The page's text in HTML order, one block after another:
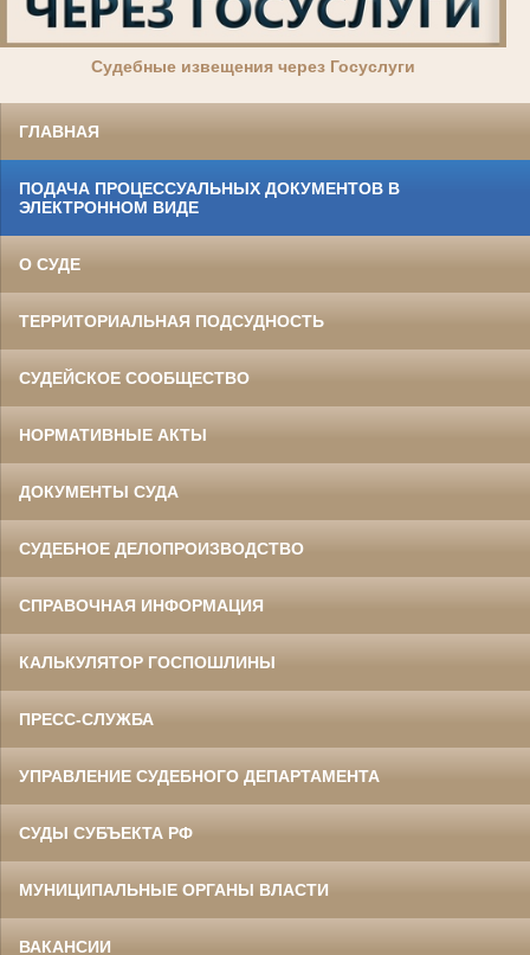
Судебные извещения через Госуслуги
ГЛАВНАЯ
ПОДАЧА ПРОЦЕССУАЛЬНЫХ ДОКУМЕНТОВ В
ЭЛЕКТРОННОМ ВИДЕ
О СУДЕ
ТЕРРИТОРИАЛЬНАЯ ПОДСУДНОСТЬ
СУДЕЙСКОЕ СООБЩЕСТВО
НОРМАТИВНЫЕ АКТЫ
ДОКУМЕНТЫ СУДА
СУДЕБНОЕ ДЕЛОПРОИЗВОДСТВО
СПРАВОЧНАЯ ИНФОРМАЦИЯ
КАЛЬКУЛЯТОР ГОСПОШЛИНЫ
ПРЕСС-СЛУЖБА
УПРАВЛЕНИЕ СУДЕБНОГО ДЕПАРТАМЕНТА
СУДЫ СУБЪЕКТА РФ
МУНИЦИПАЛЬНЫЕ ОРГАНЫ ВЛАСТИ
ВАКАНСИИ